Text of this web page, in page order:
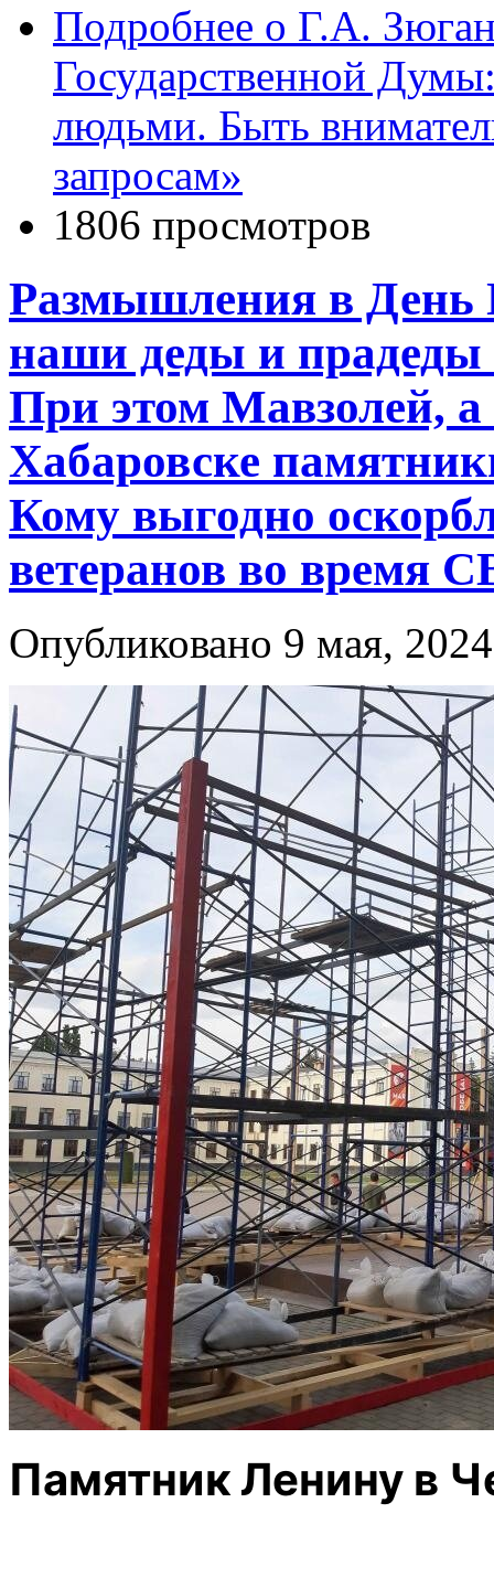
Подробнее о Г.А.
Государственной
людьми. Быть
запросам»
1806 просмотров
Размышления в День
наши деды и прадеды
При этом Мавзолей, а
Хабаровске
Кому выгодно
ветеранов во время
Опубликовано 9 мая,
Памятник Ленину в